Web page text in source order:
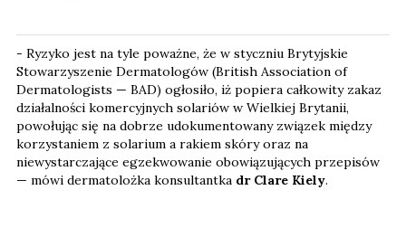
- Ryzyko jest na tyle poważne, że w styczniu Brytyjskie
Stowarzyszenie Dermatologów (British Association of
Dermatologists — BAD) ogłosiło, iż popiera całkowity zakaz
działalności komercyjnych solariów w Wielkiej Brytanii,
powołując się na dobrze udokumentowany związek między
korzystaniem z solarium a rakiem skóry oraz na
niewystarczające egzekwowanie obowiązujących przepisów
— mówi dermatolożka konsultantka dr Clare Kiely.